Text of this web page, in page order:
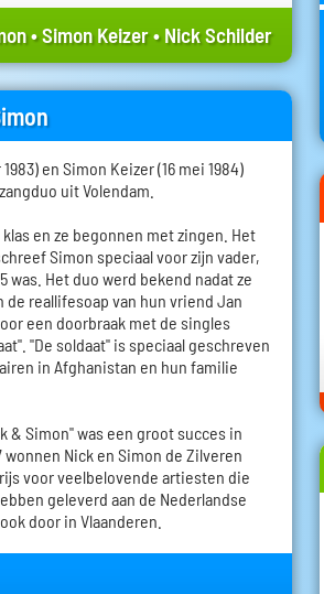
•Simon Keizer•Nick Schilder
en Simon Keizer (16 mei 1984)
uit Volendam.
en ze begonnen met zingen. Het
Simon speciaal voor zijn vader,
was. Het duo werd bekend nadat ze
reallifesoap van hun vriend Jan
een doorbraak met de singles
"De soldaat" is speciaal geschreven
in Afghanistan en hun familie
& Simon" was een groot succes in
Nick en Simon de Zilveren
voor veelbelovende artiesten die
geleverd aan de Nederlandse
door in Vlaanderen.